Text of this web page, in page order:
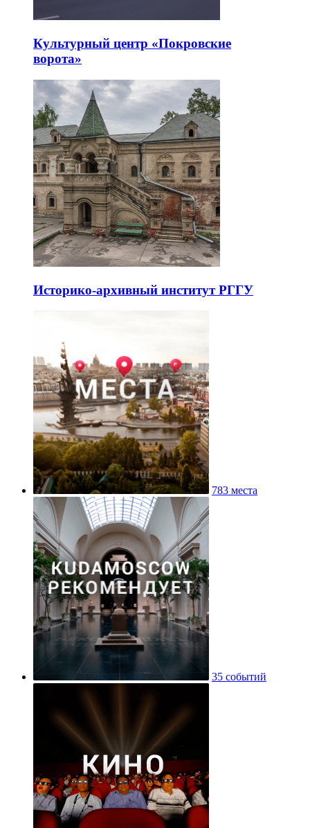
Культурный центр «Покровские
ворота»
Историко-архивный институт РГГУ
783 места
35 событий